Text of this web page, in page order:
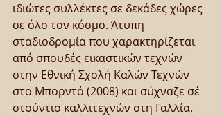
ιδιώτες συλλέκτες σε δεκάδες χώρες
σε όλο τον κόσμο. Άτυπη
σταδιοδρομία που χαρακτηρίζεται
από σπουδές εικαστικών τεχνών
στην Εθνική Σχολή Καλών Τεχνών
στο Μπορντό (2008) και σύχναζε σέ
στούντιο καλλιτεχνών στη Γαλλία.